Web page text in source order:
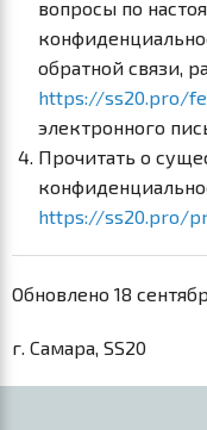
вопросы по
обратной связи,
https://ss20.pro/
электронного
Прочитать о
https://ss20.pro/
Обновлено 18
г. Самара, SS20